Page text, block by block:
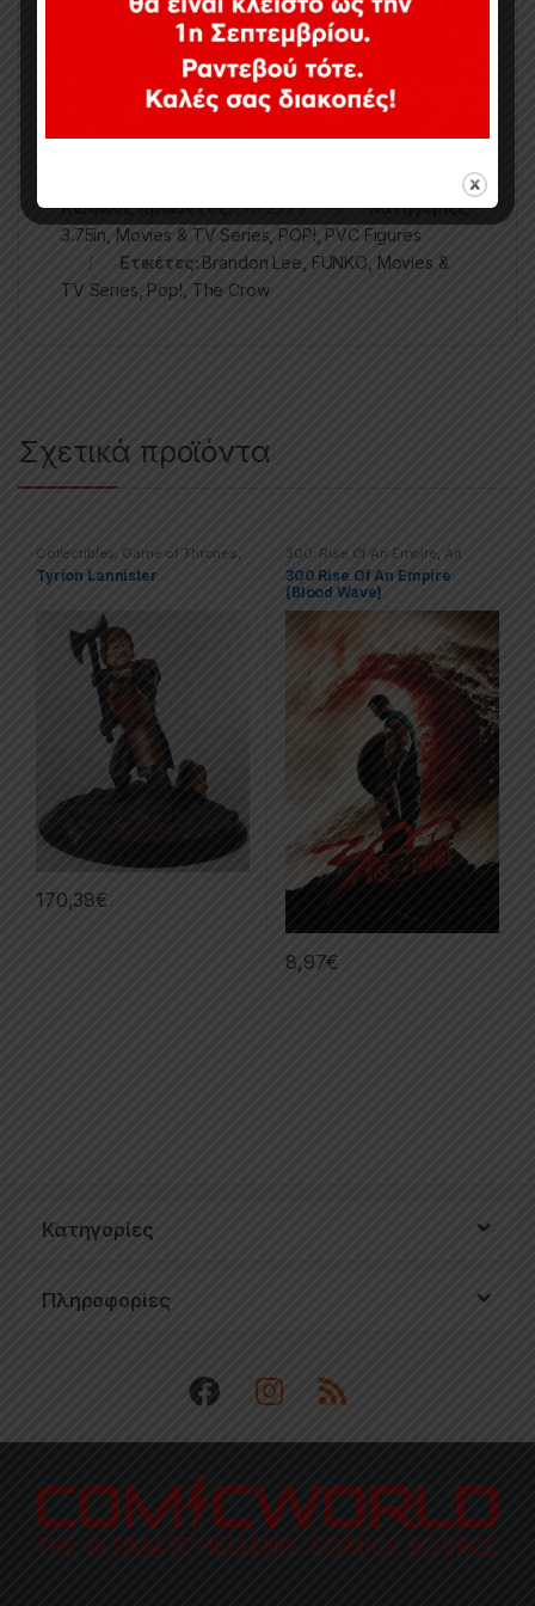
The Pop! Vinyl figure comes in a displayable window
box! It stands approx. 9 cm tall.
Κωδικός προϊόντος:FK72379
Κατηγορίες:
3.75in Movies & TV Series POP! PVC Figures
Ετικέτες: Brandon Lee FUNKO Movies &
TV Series Pop! The Crow
Σχετικά προϊόντα
Collectibles, Game of Thrones,
Movies & TV Series
Tyrion Lannister
170,38€
300: Rise Of An Empire, Art
Prints – Posters Movies & TV
Series,Posters
300 Rise Of An Empire
(Blood Wave)
8,97€
Κατηγορίες
Πληροφορίες